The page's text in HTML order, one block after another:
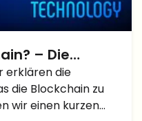
– Die
erklären die
die Blockchain zu
wir einen kurzen